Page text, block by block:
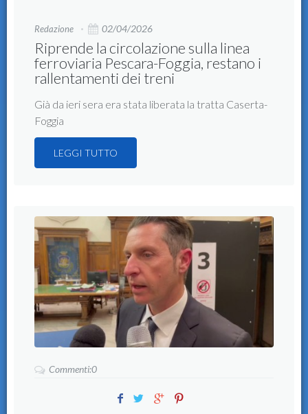
Redazione 02/04/2026
Riprende la circolazione sulla linea
ferroviaria Pescara-Foggia, restano i
rallentamenti dei treni
Già da ieri sera era stata liberata la tratta Caserta-
Foggia
LEGGI TUTTO
Commenti:0